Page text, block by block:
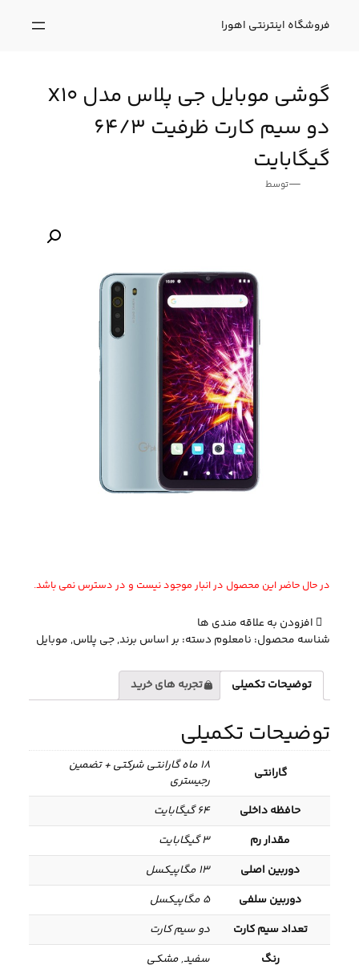
فروشگاه اینترنتی اهورا
گوشی موبایل جی پلاس مدل X10
دو سیم کارت ظرفیت 64/3
گیگابایت
—توسط
در حال حاضر این محصول در انبار موجود نیست و در دسترس نمی باشد.
افزودن به علاقه مندی ها
شناسه محصول: نامعلوم دسته: بر اساس برند,جی پلاس,موبایل
توضیحات تکمیلی تجربه های خرید
توضیحات تکمیلی
گارانتی
18 ماه گارانتی شرکتی + تضمین
رجیستری
حافظه داخلی
64 گیگابایت
مقدار رم
3 گیگابایت
دوربین اصلی
13 مگاپیکسل
دوربین سلفی
5 مگاپیکسل
تعداد سیم کارت
دو سیم کارت
رنگ
سفید, مشکی